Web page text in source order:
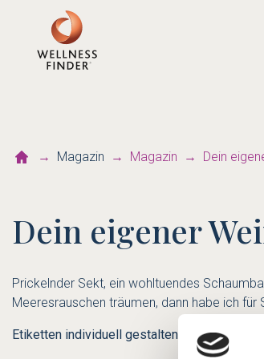
Magazin Magazin Dein
Dein eigener
Prickelnder Sekt, ein wohltuendes
Meeresrauschen träumen, dann habe ich
Etiketten individuell gestalten